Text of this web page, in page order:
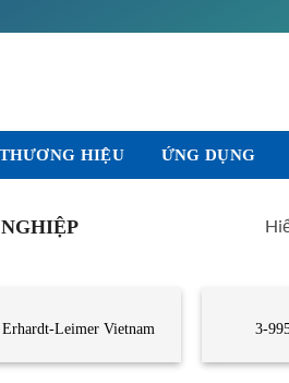
THƯƠNG HIỆU ỨNG DỤNG
Leimer Vietnam 3-